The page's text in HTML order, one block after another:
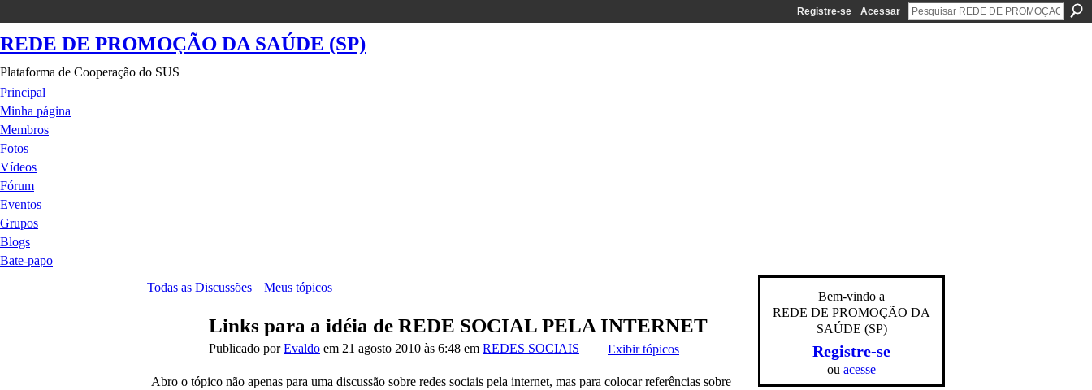
Registre-se Acessar
REDE DE PROMOÇÃO DA SAÚDE (SP)
Plataforma de Cooperação do SUS
Principal
Minha página
Membros
Fotos
Vídeos
Fórum
Eventos
Grupos
Blogs
Bate-papo
Todas as Discussões
Meus tópicos
Links para a idéia de REDE SOCIAL PELA INTERNET
Publicado porEvaldo em 21 agosto 2010 às 6:48 em REDES SOCIAIS Exibir tópicos
Abro o tópico não apenas para uma discussão sobre redes sociais pela internet, mas para colocar referências sobre
Bem-vindo a
REDE DE PROMOÇÃO DA
SAÚDE (SP)
Registre-se
ou acesse